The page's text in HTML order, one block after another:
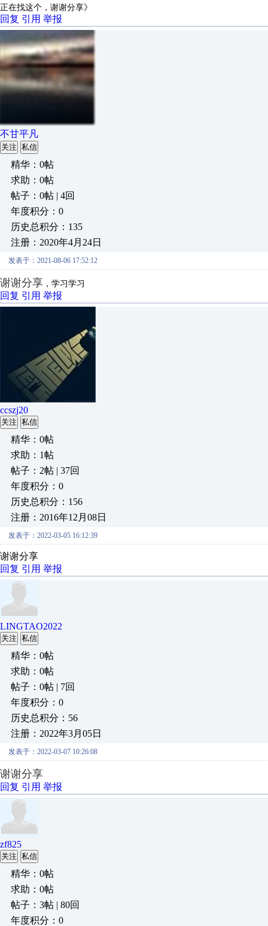
正在找这个，谢谢分享》
回复 引用 举报
不甘平凡
关注 私信
精华：0帖
求助：0帖
帖子：0帖 | 4回
年度积分：0
历史总积分：135
注册：2020年4月24日
发表于：2021-08-06 17:52:12
谢谢分享 ，学习学习
回复 引用 举报
ccszj20
关注 私信
精华：0帖
求助：1帖
帖子：2帖 | 37回
年度积分：0
历史总积分：156
注册：2016年12月08日
发表于：2022-03-05 16:12:39
谢谢分享
回复 引用 举报
LINGTAO2022
关注 私信
精华：0帖
求助：0帖
帖子：0帖 | 7回
年度积分：0
历史总积分：56
注册：2022年3月05日
发表于：2022-03-07 10:26:08
谢谢分享
回复 引用 举报
zf825
关注 私信
精华：0帖
求助：0帖
帖子：3帖 | 80回
年度积分：0